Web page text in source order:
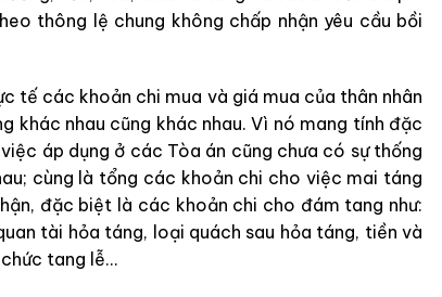
thông lệ chung không chấp nhận yêu cầu bồi
tế các khoản chi mua và giá mua của thân nhân
khác nhau cũng khác nhau. Vì nó mang tính đặc
áp dụng ở các Tòa án cũng chưa có sự thống
cùng là tổng các khoản chi cho việc mai táng
đặc biệt là các khoản chi cho đám tang như:
tài hỏa táng, loại quách sau hỏa táng, tiền và
tang lễ…